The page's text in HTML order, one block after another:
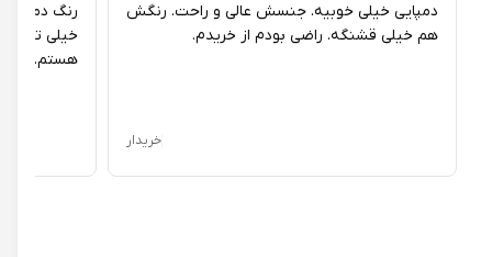
دمپایی خیلی خوبیه. جنسش عالی و راحت. رنگش
هم خیلی قشنگه. راضی بودم از خریدم.
خریدار
رنگ دمپایی
خیلی تیره تر
هستم.